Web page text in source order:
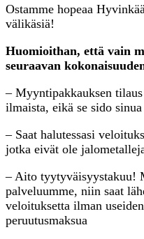
Ostamme hopeaa
välikäsiä!
Huomioithan, että vain
seuraavan
– Myyntipakkauksen
ilmaista, eikä se sido
– Saat halutessasi
jotka eivät ole
– Aito tyytyväisyystakuu!
palveluumme, niin saat
veloituksetta ilman
peruutusmaksua